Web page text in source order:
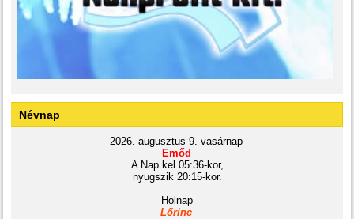
Névnap
2026. augusztus 9. vasárnap
Emőd
A Nap kel 05:36-kor,
nyugszik 20:15-kor.
Holnap
Lőrinc